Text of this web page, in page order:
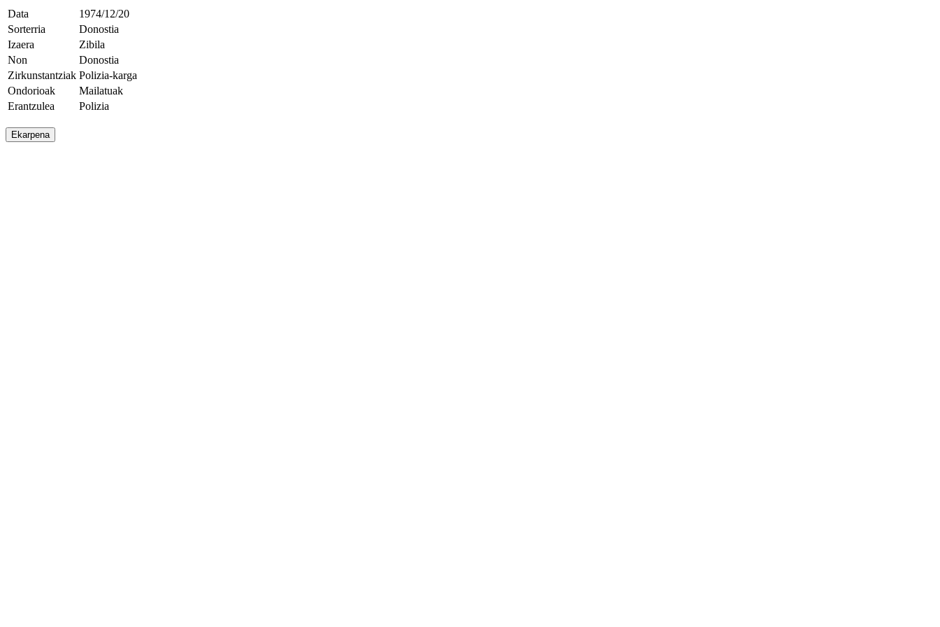
Data
1974/12/20
Sorterria
Donostia
Izaera
Zibila
Non
Donostia
Zirkunstantziak Polizia-karga
Ondorioak
Mailatuak
Erantzulea
Polizia